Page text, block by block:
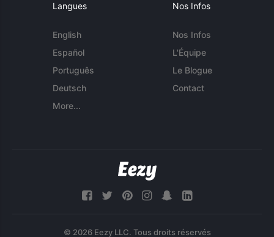
Langues
English
Español
Português
Deutsch
More...
Nos Infos
Nos Infos
L'Équipe
Le Blogue
Contact
© 2026 Eezy LLC. Tous droits réservés